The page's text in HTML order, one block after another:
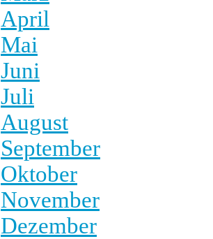
April
Mai
Juni
Juli
August
September
Oktober
November
Dezember